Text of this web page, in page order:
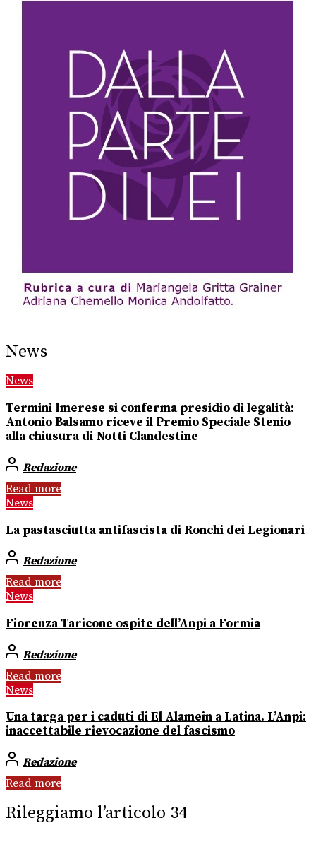
News
News
Termini Imerese si conferma presidio di legalità:
Antonio Balsamo riceve il Premio Speciale Stenio
alla chiusura di Notti Clandestine
Redazione
Read more
News
La pastasciutta antifascista di Ronchi dei Legionari
Redazione
Read more
News
Fiorenza Taricone ospite dell’Anpi a Formia
Redazione
Read more
News
Una targa per i caduti di El Alamein a Latina. L’Anpi:
inaccettabile rievocazione del fascismo
Redazione
Read more
Rileggiamo l’articolo 34